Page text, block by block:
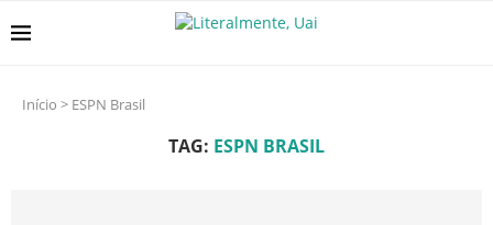
Início > ESPN Brasil
TAG: ESPN BRASIL